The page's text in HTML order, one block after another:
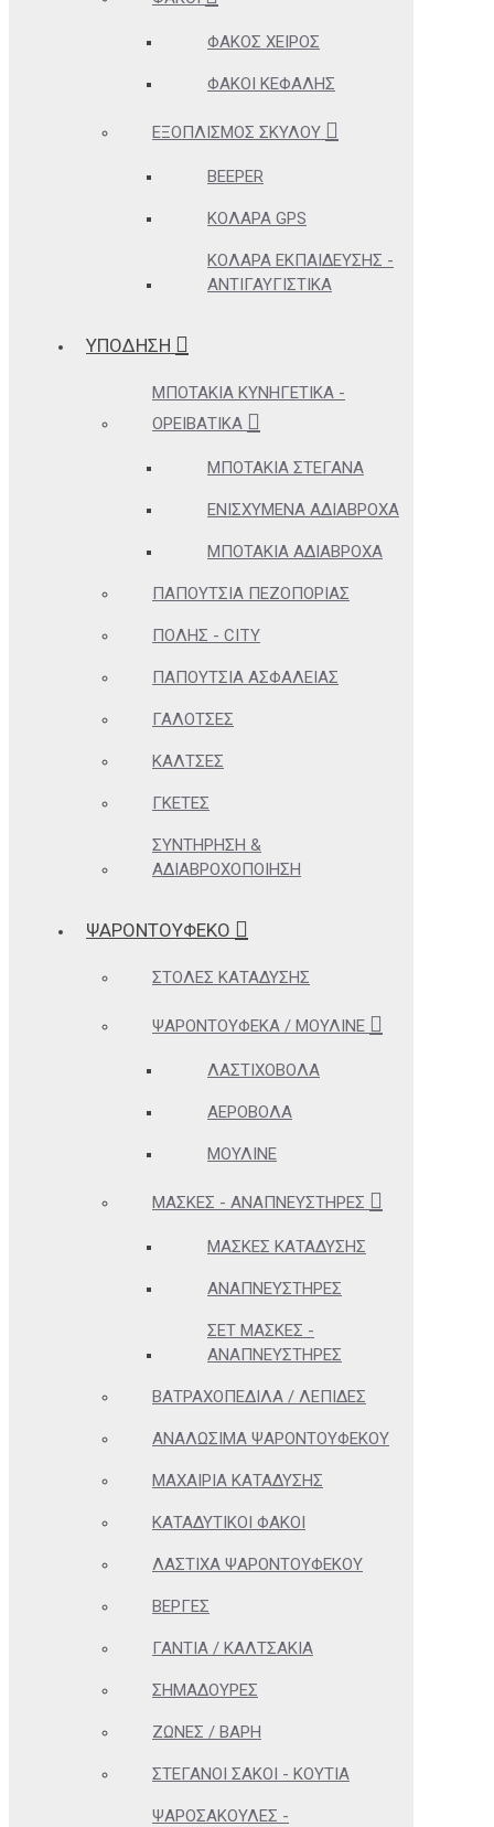
ΦΑΚΌΣ ΧΕΙΡΌΣ
ΦΑΚΟΊ ΚΕΦΑΛΉΣ
ΕΞΟΠΛΙΣΜΌΣ ΣΚΎΛΟΥ
BEEPER
ΚΟΛΆΡΑ GPS
ΚΟΛΆΡΑ ΕΚΠΑΊΔΕΥΣΗΣ -
ΑΝΤΙΓΑΥΓΙΣΤΙΚΆ
ΥΠΟΔΗΣΗ
ΜΠΟΤΆΚΙΑ ΚΥΝΗΓΕΤΙΚΆ -
ΟΡΕΙΒΑΤΙΚΆ
ΜΠΟΤΆΚΙΑ ΣΤΕΓΑΝΆ
ΕΝΙΣΧΥΜΈΝΑ ΑΔΙΆΒΡΟΧΑ
ΜΠΟΤΆΚΙΑ ΑΔΙΆΒΡΟΧΑ
ΠΑΠΟΎΤΣΙΑ ΠΕΖΟΠΟΡΊΑΣ
ΠΌΛΗΣ - CITY
ΠΑΠΟΎΤΣΙΑ ΑΣΦΑΛΕΊΑΣ
ΓΑΛΌΤΣΕΣ
ΚΆΛΤΣΕΣ
ΓΚΈΤΕΣ
ΣΥΝΤΉΡΗΣΗ &
ΑΔΙΑΒΡΟΧΟΠΟΊΗΣΗ
ΨΑΡΟΝΤΟΥΦΕΚΟ
ΣΤΟΛΈΣ ΚΑΤΆΔΥΣΗΣ
ΨΑΡΟΝΤΟΎΦΕΚΑ / ΜΟΥΛΙΝΈ
ΛΑΣΤΙΧΟΒΌΛΑ
ΑΕΡΟΒΌΛΑ
ΜΟΥΛΙΝΈ
ΜΆΣΚΕΣ - ΑΝΑΠΝΕΥΣΤΉΡΕΣ
ΜΆΣΚΕΣ ΚΑΤΆΔΥΣΗΣ
ΑΝΑΠΝΕΥΣΤΉΡΕΣ
ΣΕΤ ΜΆΣΚΕΣ -
ΑΝΑΠΝΕΥΣΤΉΡΕΣ
ΒΑΤΡΑΧΟΠΈΔΙΛΑ / ΛΕΠΊΔΕΣ
ΑΝΑΛΏΣΙΜΑ ΨΑΡΟΝΤΟΎΦΕΚΟΥ
ΜΑΧΑΊΡΙΑ ΚΑΤΆΔΥΣΗΣ
ΚΑΤΑΔΥΤΙΚΟΊ ΦΑΚΟΊ
ΛΆΣΤΙΧΑ ΨΑΡΟΝΤΟΎΦΕΚΟΥ
ΒΈΡΓΕΣ
ΓΆΝΤΙΑ / ΚΑΛΤΣΆΚΙΑ
ΣΗΜΑΔΟΎΡΕΣ
ΖΏΝΕΣ / ΒΆΡΗ
ΣΤΕΓΑΝΟΊ ΣΆΚΟΙ - ΚΟΥΤΙΆ
ΨΑΡΟΣΑΚΟΎΛΕΣ -